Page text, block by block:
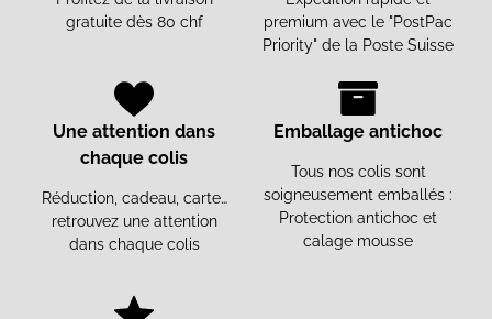
gratuite dès 80 chf
Emballage antichoc
Tous nos colis sont
soigneusement emballés :
Protection antichoc et
calage mousse
Une attention dans
chaque colis
Réduction, cadeau, carte…
retrouvez une attention
dans chaque colis
premium avec le "PostPac
Priority" de la Poste Suisse